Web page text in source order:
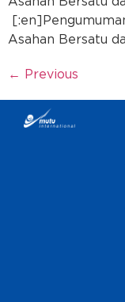
Asahan Bersatu
← Previous